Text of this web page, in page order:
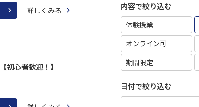
詳しくみる
心者歓迎！】
内容で絞り込む
体験授業
オンライン可
期間限定
日付で絞り込む